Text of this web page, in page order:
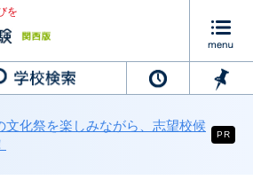
を
文化祭を楽しみながら、志望校候
PR